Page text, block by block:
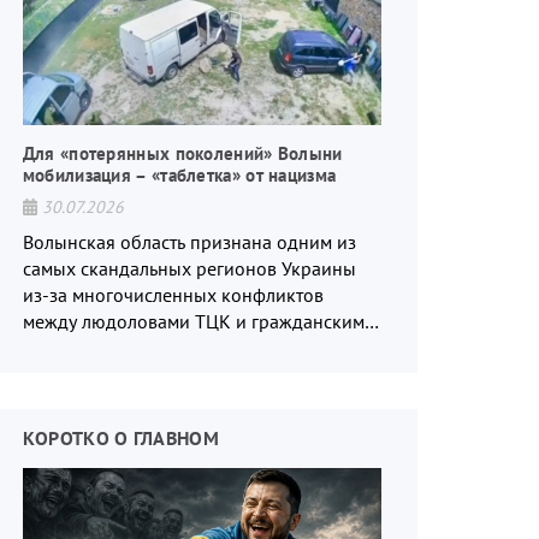
Для «потерянных поколений» Волыни
мобилизация – «таблетка» от нацизма
30.07.2026
Волынская область признана одним из
самых скандальных регионов Украины
из-за многочисленных конфликтов
между людоловами ТЦК и гражданским
КОРОТКО О ГЛАВНОМ